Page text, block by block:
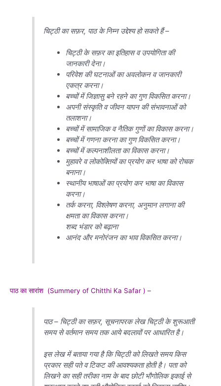
चिट्ठी का सफ़र, पाठ के निम्न उद्देश्य हो सकते हैं –
चिट्ठी के सफ़र का इतिहास व उपयोगिता की
जानकारी देना।
परिवेश की घटनाओं का अवलोकन व जानकारी
एकत्र करना।
बच्चों में जिज्ञासु बने रहने का गुण विकसित करना।
अपनी संस्कृति व जीवन यापन की संभावनाओं को
तलाशना।
बच्चों में सामाजिक व नैतिक गुणों का विकास करना।
बच्चों में गणना करना का गुण विकसित करना।
बच्चों में कल्पनाशीलता का विकास करना।
मुहावरे व लोकोक्तियों का प्रयोग कर भाषा को रोचक
बनाना।
स्थानीय भाषाओं का प्रयोग कर भाषा का विकास
करना।
तर्क करना, विश्लेषण करना, अनुमान लगाना की
क्षमता का विकास करना।
शब्द भंडार को बढ़ाना
आनंद और मनोरंजन का भाव विकसित करना।
पाठ का सारांश (Summery of Chitthi Ka Safar ) –
पाठ – चिट्ठी का सफ़र, सूचनापरक लेख चिट्ठी के शुरूआती
समय से वर्तमान समय तक आये बदलावों पर आधारित है।
इस लेख में बताया गया है कि चिट्ठी को लिखते समय किस
प्रकार सही पते व टिकट की आवश्यकता होती है। पता को
लिखने का सही तरीका नाम के बाद छोटी भौगोलिक इकाई से